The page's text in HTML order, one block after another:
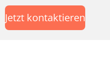
Jetzt kontaktieren